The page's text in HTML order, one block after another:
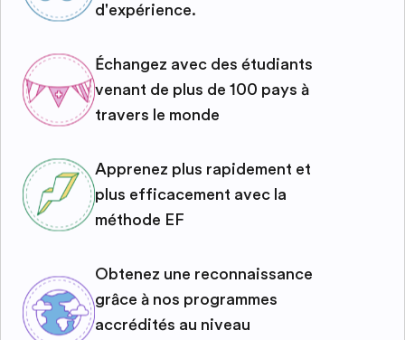
d'expérience.
Échangez avec des étudiants
venant de plus de 100 pays à
travers le monde
Apprenez plus rapidement et
plus efficacement avec la
méthode EF
Obtenez une reconnaissance
grâce à nos programmes
accrédités au niveau